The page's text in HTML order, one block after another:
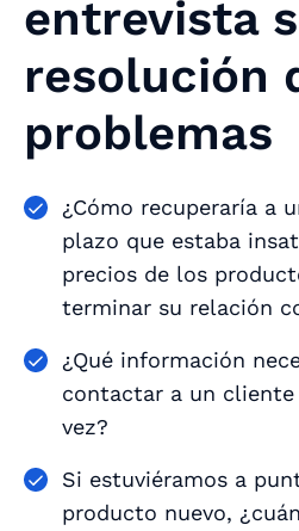
entrevista
resolución
problemas
¿Cómo recuperaría a
plazo que estaba
precios de los
terminar su relación
¿Qué información
contactar a un
vez?
Si estuviéramos a
producto nuevo,